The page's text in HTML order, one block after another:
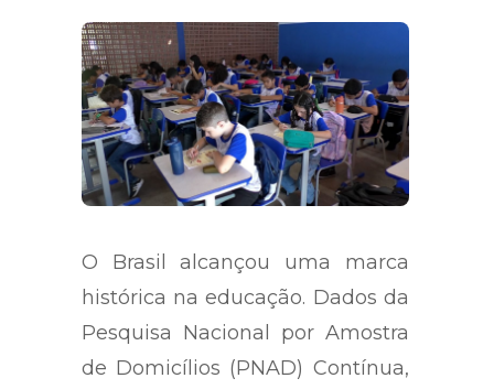
O Brasil alcançou uma marca
histórica na educação. Dados da
Pesquisa Nacional por Amostra
de Domicílios (PNAD) Contínua,